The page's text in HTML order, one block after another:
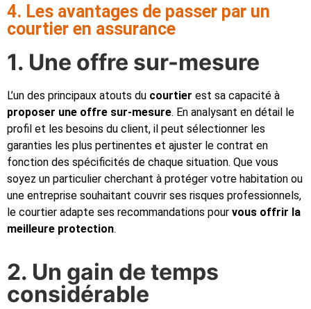
4. Les avantages de passer par un
courtier en assurance
1. Une offre sur-mesure
L’un des principaux atouts du courtier est sa capacité à
proposer une offre sur-mesure. En analysant en détail le
profil et les besoins du client, il peut sélectionner les
garanties les plus pertinentes et ajuster le contrat en
fonction des spécificités de chaque situation. Que vous
soyez un particulier cherchant à protéger votre habitation ou
une entreprise souhaitant couvrir ses risques professionnels,
le courtier adapte ses recommandations pour vous offrir la
meilleure protection.
2. Un gain de temps
considérable